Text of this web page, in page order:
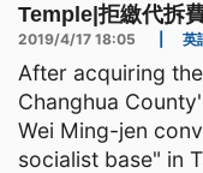
Temple|拒繳代拆
2019/4/17 18:05 英
After acquiring
Changhua
Wei Ming-jen
socialist base" in